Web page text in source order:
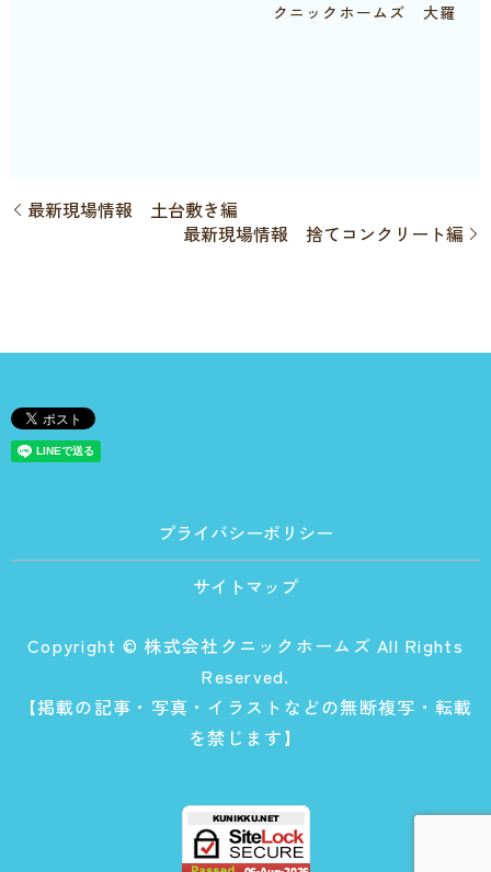
クニックホームズ 大羅
最新現場情報 土台敷き編
最新現場情報 捨てコンクリート編
プライバシーポリシー
サイトマップ
Copyright © 株式会社クニックホームズ All Rights
Reserved.
【掲載の記事・写真・イラストなどの無断複写・転載
を禁じます】